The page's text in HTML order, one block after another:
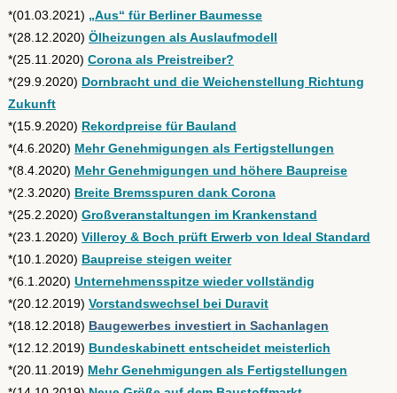
*(01.03.2021) „Aus“ für Berliner Baumesse
*(28.12.2020) Ölheizungen als Auslaufmodell
*(25.11.2020) Corona als Preistreiber?
*(29.9.2020) Dornbracht und die Weichenstellung Richtung
Zukunft
*(15.9.2020) Rekordpreise für Bauland
*(4.6.2020) Mehr Genehmigungen als Fertigstellungen
*(8.4.2020) Mehr Genehmigungen und höhere Baupreise
*(2.3.2020) Breite Bremsspuren dank Corona
*(25.2.2020) Großveranstaltungen im Krankenstand
*(23.1.2020) Villeroy & Boch prüft Erwerb von Ideal Standard
*(10.1.2020) Baupreise steigen weiter
*(6.1.2020) Unternehmensspitze wieder vollständig
*(20.12.2019) Vorstandswechsel bei Duravit
*(18.12.2018) Baugewerbes investiert in Sachanlagen
*(12.12.2019) Bundeskabinett entscheidet meisterlich
*(20.11.2019) Mehr Genehmigungen als Fertigstellungen